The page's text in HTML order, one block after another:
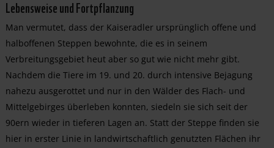
Lebensweise und Fortpflanzung
Man vermutet, dass der Kaiseradler ursprünglich offene und
halboffenen Steppen bewohnte, die es in seinem
Verbreitungsgebiet heut aber so gut wie nicht mehr gibt.
Nachdem die Tiere im 19. und 20. durch intensive Bejagung
nahezu ausgerottet und nur in den Wälder des Flach- und
Mittelgebirges überleben konnten, siedeln sie sich seit der
90ern wieder in tieferen Lagen an. Statt der Steppe finden sie
hier in erster Linie in landwirtschaftlich genutzten Flächen ihr